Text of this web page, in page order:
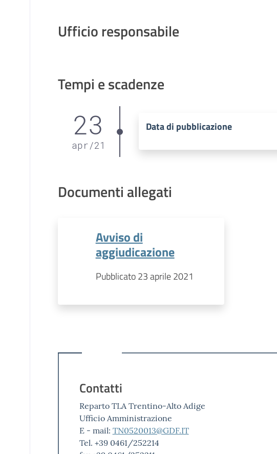
Ufficio responsabile
Tempi e scadenze
23
apr/21
Data di pubblicazione
Documenti allegati
Avviso di
aggiudicazione
Pubblicato 23 aprile 2021
Contatti
Reparto TLA Trentino-Alto Adige
Ufficio Amministrazione
E - mail: TN0520013@GDF.IT
Tel. +39 0461/252214